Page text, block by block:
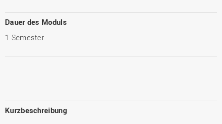
Dauer des Moduls
1 Semester
Kurzbeschreibung